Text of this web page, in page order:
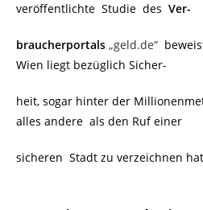
veröffentlichte Studie des Ver-
braucherportals „geld.de“
Wien liegt bezüglich Sicher-
heit, sogar hinter der
alles andere als den Ruf einer
sicheren Stadt zu verzeichnen